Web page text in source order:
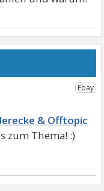
& Offtopic